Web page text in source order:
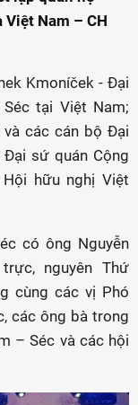
Việt Nam – CH
Kmoníček - Đại
tại Việt Nam;
các cán bộ Đại
sứ quán Cộng
hữu nghị Việt
có ông Nguyễn
nguyên Thứ
cùng các vị Phó
các ông bà trong
– Séc và các hội